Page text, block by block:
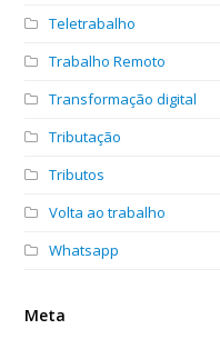
Teletrabalho
Trabalho Remoto
Transformação digital
Tributação
Tributos
Volta ao trabalho
Whatsapp
Meta